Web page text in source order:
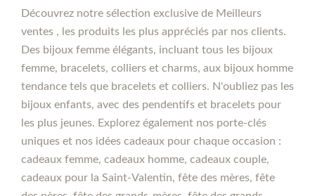
Découvrez notre sélection exclusive de Meilleurs
ventes , les produits les plus appréciés par nos clients.
Des bijoux femme élégants, incluant tous les bijoux
femme, bracelets, colliers et charms, aux bijoux homme
tendance tels que bracelets et colliers. N'oubliez pas les
bijoux enfants, avec des pendentifs et bracelets pour
les plus jeunes. Explorez également nos porte-clés
uniques et nos idées cadeaux pour chaque occasion :
cadeaux femme, cadeaux homme, cadeaux couple,
cadeaux pour la Saint-Valentin, fête des mères, fête